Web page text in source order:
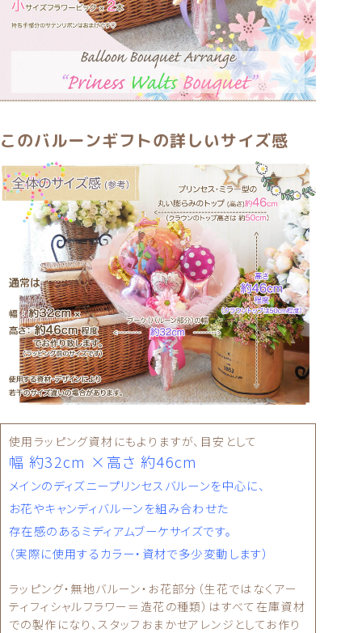
このバルーンギフトの詳しいサイズ感
使用ラッピング資材にもよりますが、目安として
幅 約32cm ×高さ 約46cm
メインのディズニープリンセスバルーンを中心に、
お花やキャンディバルーンを組み合わせた
（実際に使用するカラー・資材で多少変動します）
ラッピング・無地バルーン・お花部分（生花ではなくアー
での製作になり、スタッフおまかせアレンジとしてお作り
しています。